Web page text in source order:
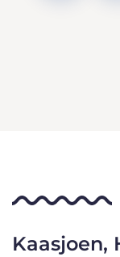
Kaasjoen,